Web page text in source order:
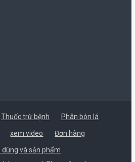
Thuốc trừ bệnh Phân bón lá
xem video Đơn hàng
dùng và sản phẩm